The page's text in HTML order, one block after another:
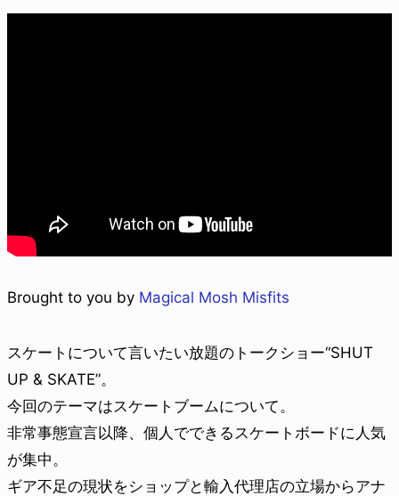
Brought to you by Magical Mosh Misfits
スケートについて言いたい放題のトークショー“SHUT
UP & SKATE”。
今回のテーマはスケートブームについて。
非常事態宣言以降、個人でできるスケートボードに人気
が集中。
ギア不足の現状をショップと輸入代理店の立場からアナ